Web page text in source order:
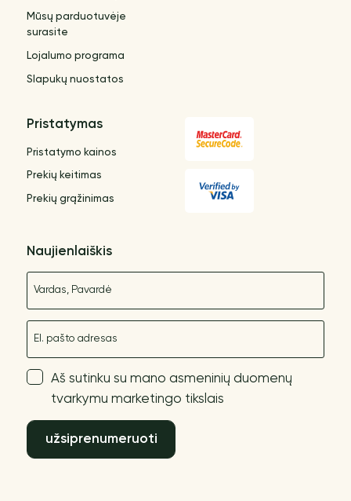
Mūsų parduotuvėje
surasite
Lojalumo programa
Slapukų nuostatos
Pristatymas
Pristatymo kainos
Prekių keitimas
Prekių grąžinimas
Naujienlaiškis
Aš sutinku su mano asmeninių duomenų
tvarkymu marketingo tikslais
užsiprenumeruoti